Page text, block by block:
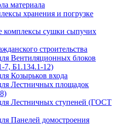
материала
хранения и погрузке
комплексы сушки сыпучих
строительства
Вентиляционных блоков
Б1.134.1-12)
Козырьков входа
Лестничных площадок
Лестничных ступеней (ГОСТ
Панелей домостроения